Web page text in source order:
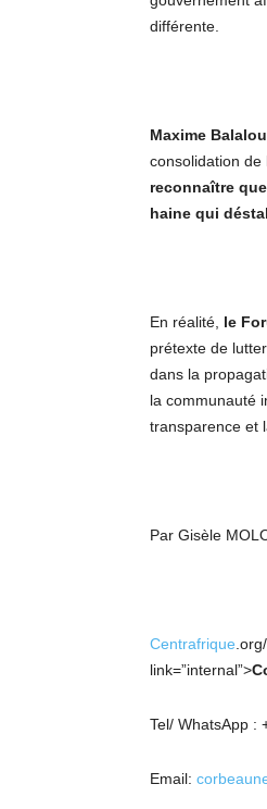
différente.
Maxime
consolidation de
reconnaître
haine qui
En réalité, le
prétexte de
dans la
la communauté
transparence et
Par Gisèle
Centrafrique
link=”internal”>
Tel/ WhatsApp :
Email: